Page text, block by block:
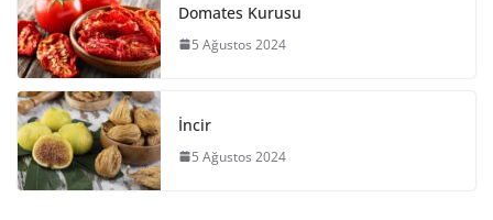
Domates Kurusu
5 Ağustos 2024
İncir
5 Ağustos 2024